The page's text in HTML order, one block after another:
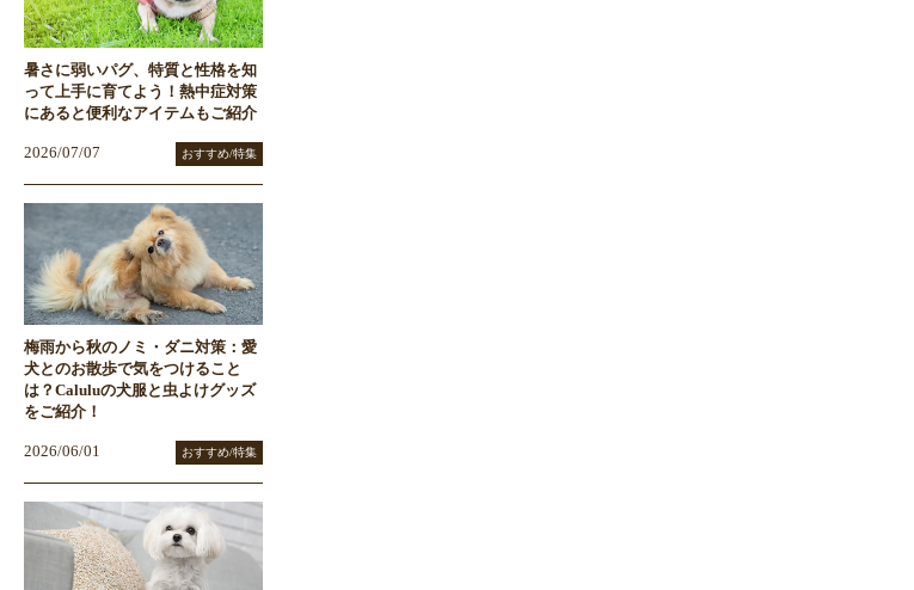
暑さに弱いパグ、特質と性格を知
って上手に育てよう！熱中症対策
にあると便利なアイテムもご紹介
2026/07/07 おすすめ/特集
梅雨から秋のノミ・ダニ対策：愛
犬とのお散歩で気をつけること
は？Caluluの犬服と虫よけグッズ
をご紹介！
2026/06/01 おすすめ/特集